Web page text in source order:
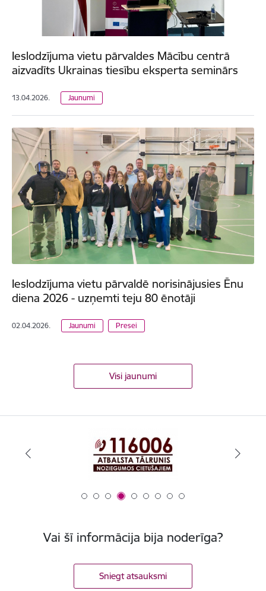
Ieslodzījuma vietu pārvaldes Mācību centrā
aizvadīts Ukrainas tiesību eksperta seminārs
13.04.2026. Jaunumi
Ieslodzījuma vietu pārvaldē norisinājusies Ēnu
diena 2026 - uzņemti teju 80 ēnotāji
02.04.2026. Jaunumi Presei
Visi jaunumi
Vai šī informācija bija noderīga?
Sniegt atsauksmi